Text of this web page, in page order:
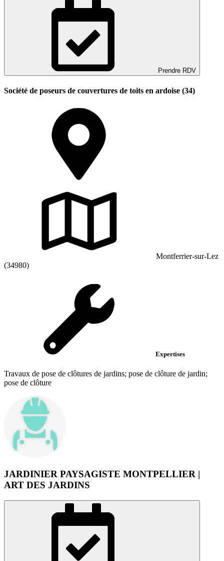
Prendre RDV
Société de poseurs de couvertures de toits en ardoise (34)
Montferrier-sur-Lez
(34980)
Expertises
Travaux de pose de clôtures de jardins; pose de clôture de jardin;
pose de clôture
JARDINIER PAYSAGISTE MONTPELLIER |
ART DES JARDINS